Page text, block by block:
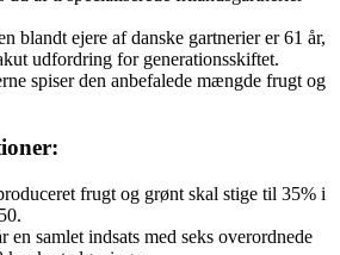
blandt ejere af danske gartnerier er 61 år,
udfordring for generationsskiftet.
spiser den anbefalede mængde frugt og
frugt og grønt skal stige til 35% i
en samlet indsats med seks overordnede